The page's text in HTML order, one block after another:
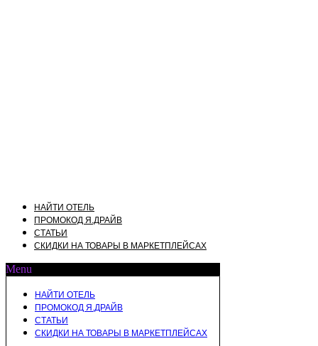
НАЙТИ ОТЕЛЬ
ПРОМОКОД Я.ДРАЙВ
СТАТЬИ
СКИДКИ НА ТОВАРЫ В МАРКЕТПЛЕЙСАХ
Menu
НАЙТИ ОТЕЛЬ
ПРОМОКОД Я.ДРАЙВ
СТАТЬИ
СКИДКИ НА ТОВАРЫ В МАРКЕТПЛЕЙСАХ